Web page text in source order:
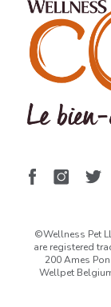
©Wellness Pet
are registered
200 Ames
Wellpet